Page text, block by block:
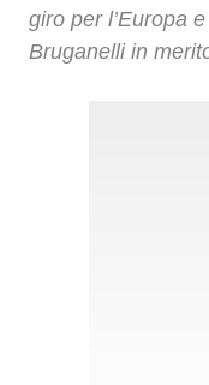
giro per l’Europa
Bruganelli in